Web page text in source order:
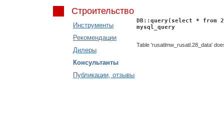
Строительство
Инструменты
Рекомендации
Дилеры
Консультанты
Публикации, отзывы
DB::query(select * from
mysql_query
Table 'rusatlmw_rusatl.28_data'